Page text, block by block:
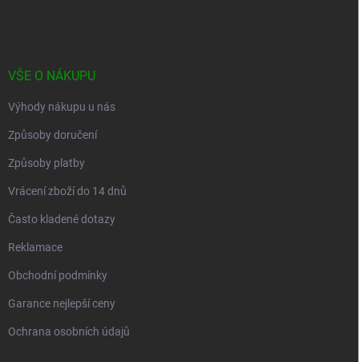
VŠE O NÁKUPU
Výhody nákupu u nás
Způsoby doručení
Způsoby platby
Vrácení zboží do 14 dnů
Často kladené dotazy
Reklamace
Obchodní podmínky
Garance nejlepší ceny
Ochrana osobních údajů